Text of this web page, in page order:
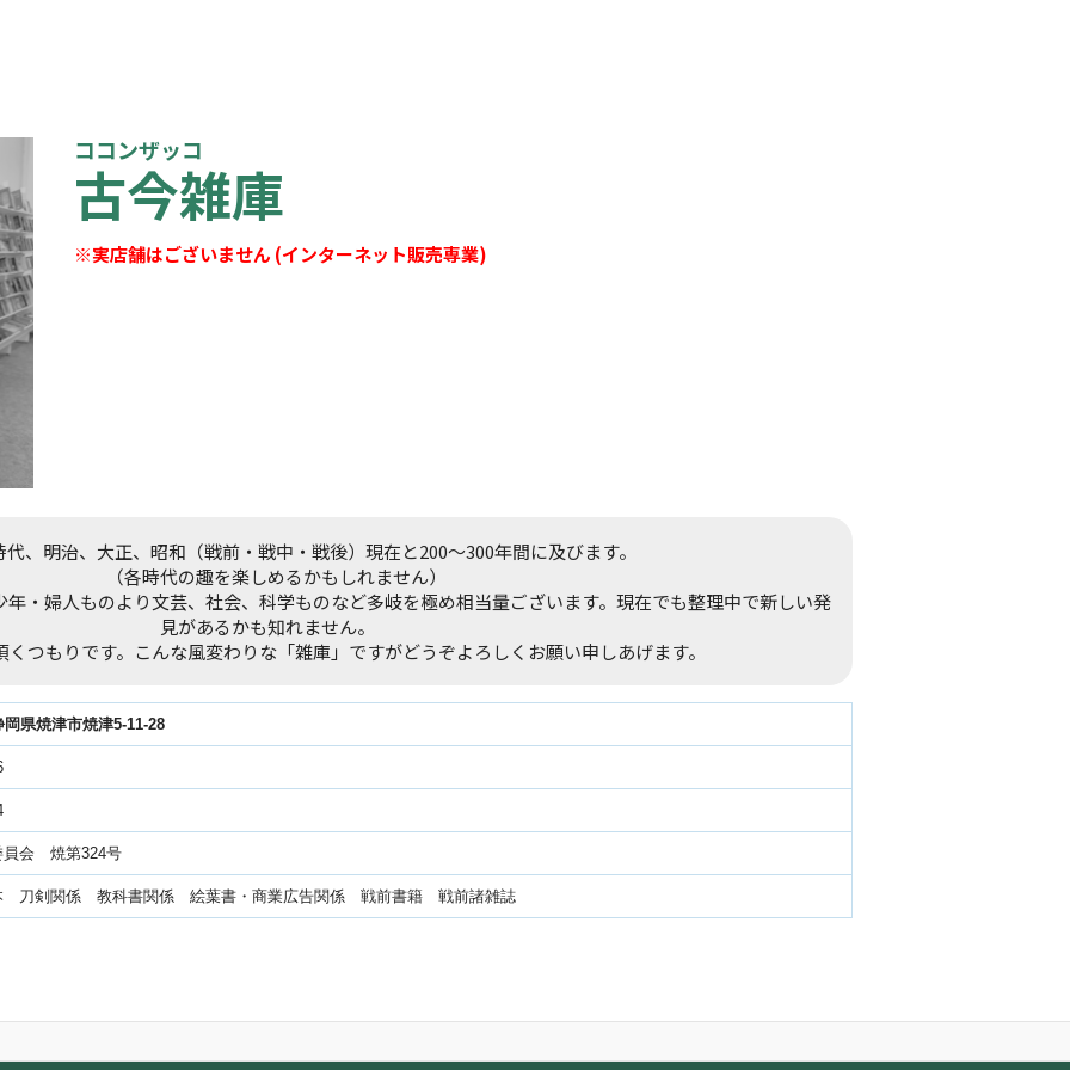
ココンザッコ
古今雑庫
※実店舗はございません (インターネット販売専業)
、明治、大正、昭和（戦前・戦中・戦後）現在と200～300年間に及びます。
（各時代の趣を楽しめるかもしれません）
・婦人ものより文芸、社会、科学ものなど多岐を極め相当量ございます。現在でも整理中で新しい発
見があるかも知れません。
つもりです。こんな風変わりな「雑庫」ですがどうぞよろしくお願い申しあげます。
岡県焼津市焼津5-11-28
員会 焼第324号
刀剣関係 教科書関係 絵葉書・商業広告関係 戦前書籍 戦前諸雑誌